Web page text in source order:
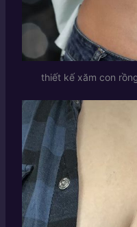
thiết kế xăm con